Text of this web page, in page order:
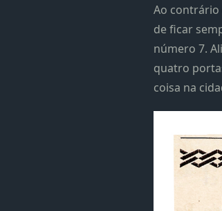
Ao contrário
de ficar
número 7.
quatro
coisa na